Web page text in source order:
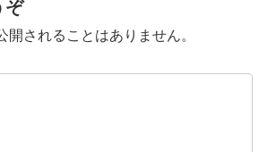
ぞ
開されることはありません。